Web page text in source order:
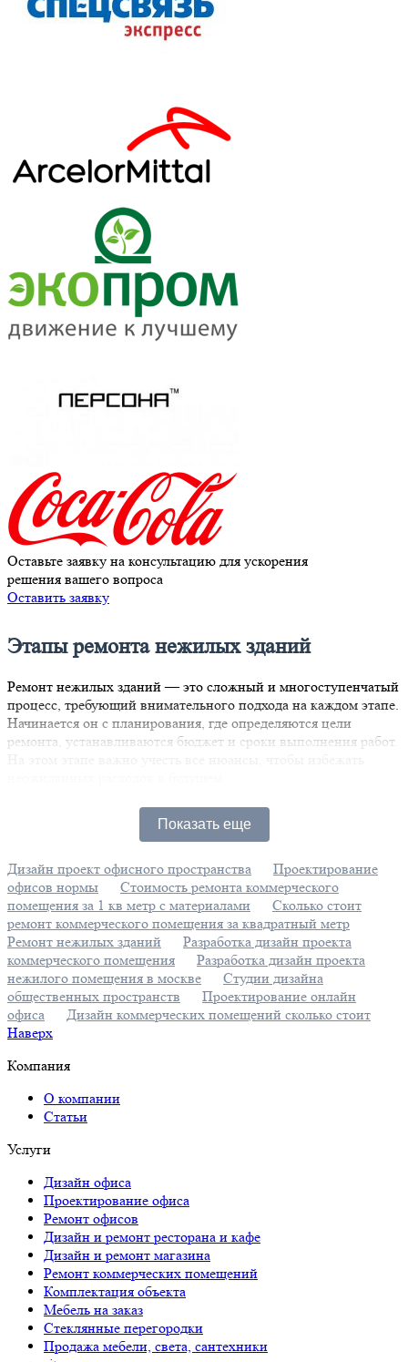
Оставьте заявку на консультацию для ускорения
решения вашего вопроса
Оставить заявку
Этапы ремонта нежилых зданий
Ремонт нежилых зданий — это сложный и многоступенчатый
процесс, требующий внимательного подхода на каждом этапе.
Начинается он с планирования, где определяются цели
ремонта, устанавливаются бюджет и сроки выполнения работ.
Следующий шаг — проектирование. Здесь разрабатываются
детализированные чертежи и схемы, охватывающие все
аспекты предстоящих работ. Важным аспектом является
проектирование инженерных систем: освещение, вентиляция
и коммуникации должны быть продуманы до мелочей.
На этапе демонтажа осуществляется удаление устаревших
конструкций и отделки. Этот процесс требует особой
аккуратности, чтобы не повредить несущие элементы здания.
После завершения демонтажа проводится восстановление
основных конструкций — стен, полов и крыши.
Далее следует этап отделки, включающий как внутренние, так
и внешние работы. Здесь устанавливается новое
оборудование, проводятся отделочные работы,
соответствующие современным стандартам.
Завершает процесс проверка качества выполненных работ.
Этот этап критически важен для уверенности в корректной
работе всех систем и готовности объекта к эксплуатации.
ремонта, а использование современных инструментов и
материалов способствует достижению наилучших
результатов. Каждый из этих этапов играет ключевую роль в
успешном обновлении нежилых зданий, обеспечивая их
функциональность и долговечность.
Специфика ремонта нежилых зданий
Ремонт нежилых зданий — это сложная и многогранная
Показать еще
Дизайн проект офисного пространства
Проектирование
офисов нормы
Стоимость ремонта коммерческого
помещения за 1 кв метр с материалами
Сколько стоит
ремонт коммерческого помещения за квадратный метр
Ремонт нежилых зданий
Разработка дизайн проекта
коммерческого помещения
Разработка дизайн проекта
нежилого помещения в москве
Студии дизайна
общественных пространств
Проектирование онлайн
офиса
Дизайн коммерческих помещений сколько стоит
Наверх
Компания
О компании
Статьи
Услуги
Дизайн офиса
Проектирование офиса
Ремонт офисов
Дизайн и ремонт ресторана и кафе
Дизайн и ремонт магазина
Ремонт коммерческих помещений
Комплектация объекта
Мебель на заказ
Стеклянные перегородки
Продажа мебели, света, сантехники